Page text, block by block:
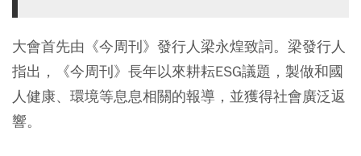
大會首先由《今周刊》發行人梁永煌致詞。梁發行人
指出，《今周刊》長年以來耕耘ESG議題，製做和國
人健康、環境等息息相關的報導，並獲得社會廣泛返
響。